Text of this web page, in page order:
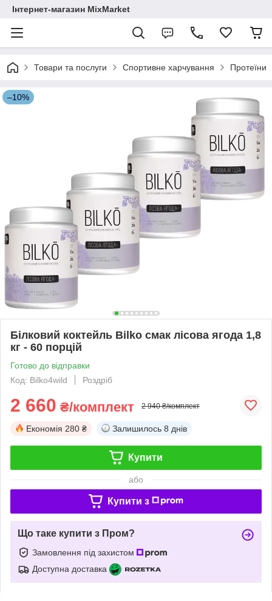
Інтернет-магазин MixMarket
Товари та послуги Спортивне харчування Протеїни
–10%
Білковий коктейль Bilko смак лісова ягода 1,8
кг - 60 порцій
Готово до відправки
Код: Bilko4wild
Роздріб
2 660 ₴/комплект 2 940 ₴/комплект
Економія 280 ₴ Залишилось 8 днів
Купити
або
Купити з
Що таке купити з Пром?
Замовлення під захистом
Доступна доставка